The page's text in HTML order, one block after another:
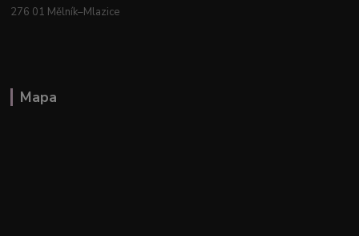
276 01 Mělník–Mlazice
Mapa